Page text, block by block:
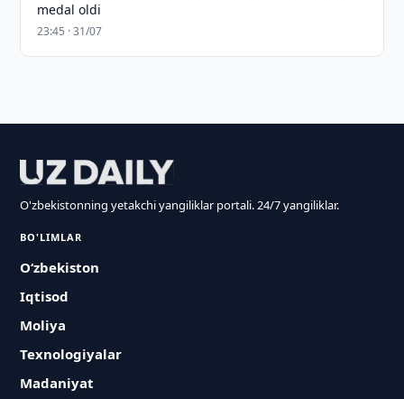
medal oldi
23:45 · 31/07
O'zbekistonning yetakchi yangiliklar portali. 24/7 yangiliklar.
BO'LIMLAR
O‘zbekiston
Iqtisod
Moliya
Texnologiyalar
Madaniyat